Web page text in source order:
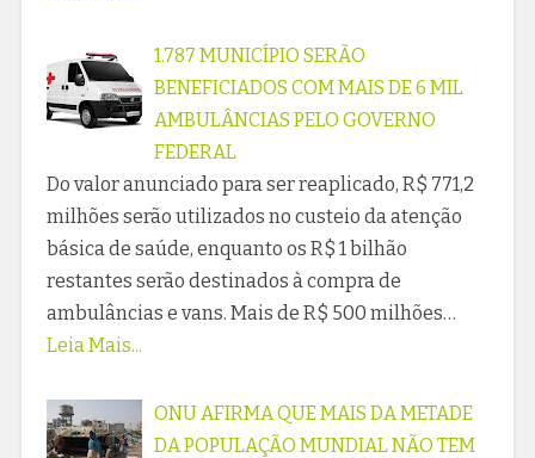
1.787 MUNICÍPIO SERÃO
BENEFICIADOS COM MAIS DE 6 MIL
AMBULÂNCIAS PELO GOVERNO
FEDERAL
Do valor anunciado para ser reaplicado, R$ 771,2
milhões serão utilizados no custeio da atenção
básica de saúde, enquanto os R$ 1 bilhão
restantes serão destinados à compra de
ambulâncias e vans. Mais de R$ 500 milhões…
Leia Mais...
ONU AFIRMA QUE MAIS DA METADE
DA POPULAÇÃO MUNDIAL NÃO TEM